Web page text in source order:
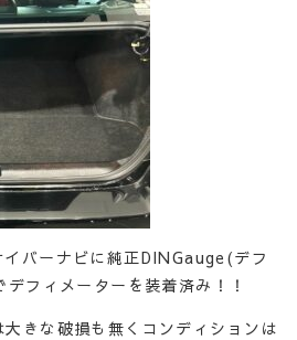
バーナビに純正DINGauge(デフ
フィメーターを装着済み！！
きな破損も無くコンディションは